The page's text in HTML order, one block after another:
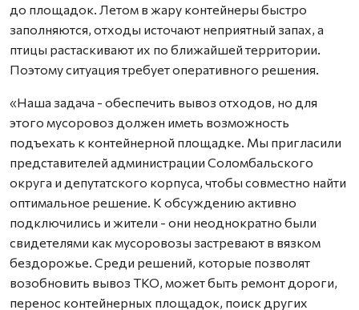
до площадок. Летом в жару контейнеры быстро
заполняются, отходы источают неприятный запах, а
птицы растаскивают их по ближайшей территории.
Поэтому ситуация требует оперативного решения.
«Наша задача - обеспечить вывоз отходов, но для
этого мусоровоз должен иметь возможность
подъехать к контейнерной площадке. Мы пригласили
представителей администрации Соломбальского
округа и депутатского корпуса, чтобы совместно найти
оптимальное решение. К обсуждению активно
подключились и жители - они неоднократно были
свидетелями как мусоровозы застревают в вязком
бездорожье. Среди решений, которые позволят
возобновить вывоз ТКО, может быть ремонт дороги,
перенос контейнерных площадок, поиск других